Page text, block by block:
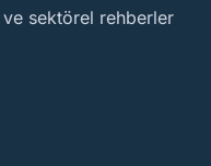
ve sektörel rehberler